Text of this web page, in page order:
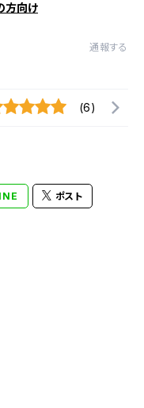
方向け
通報する
(6)
ポスト